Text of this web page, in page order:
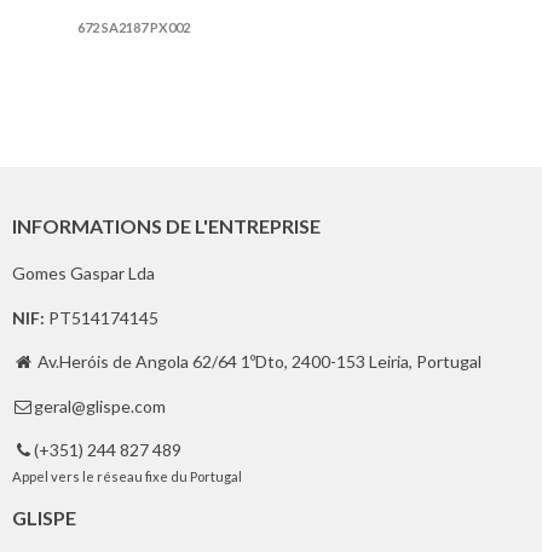
672 SA2187 PX002
INFORMATIONS DE L'ENTREPRISE
Gomes Gaspar Lda
NIF: PT514174145
 Av.Heróis de Angola 62/64 1ºDto, 2400-153 Leiria, Portugal
 geral@glispe.com
 (+351) 244 827 489
Appel vers le réseau fixe du Portugal
GLISPE